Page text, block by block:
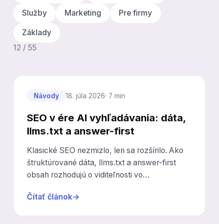
Služby Marketing Pre firmy
Základy
12 / 55
Návody 18. júla 2026· 7 min
SEO v ére AI vyhľadávania: dáta,
llms.txt a answer-first
Klasické SEO nezmizlo, len sa rozšírilo. Ako
štruktúrované dáta, llms.txt a answer-first
obsah rozhodujú o viditeľnosti vo
Čítať článok→